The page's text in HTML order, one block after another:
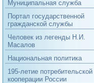
Муниципальная служба
Портал государственной
гражданской службы
Человек из легенды Н.И.
Масалов
Национальная политика
195-летие потребительской
кооперации России